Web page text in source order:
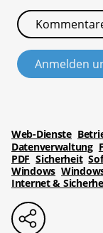
Anmelden
Web-Dienste
Datenverwaltung
PDF Sicherheit
Windows
Internet &